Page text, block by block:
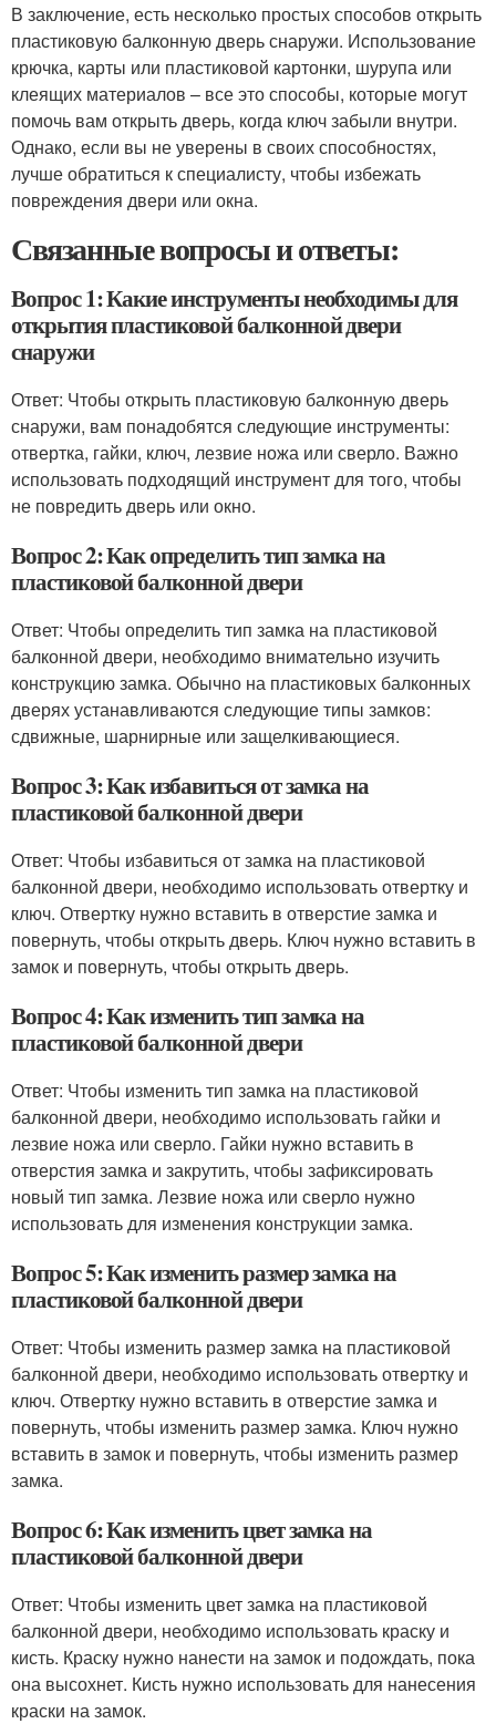
В заключение, есть несколько простых способов открыть
пластиковую балконную дверь снаружи. Использование
крючка, карты или пластиковой картонки, шурупа или
клеящих материалов – все это способы, которые могут
помочь вам открыть дверь, когда ключ забыли внутри.
Однако, если вы не уверены в своих способностях,
лучше обратиться к специалисту, чтобы избежать
повреждения двери или окна.
Связанные вопросы и ответы:
Вопрос 1: Какие инструменты необходимы для
открытия пластиковой балконной двери
снаружи
Ответ: Чтобы открыть пластиковую балконную дверь
снаружи, вам понадобятся следующие инструменты:
отвертка, гайки, ключ, лезвие ножа или сверло. Важно
использовать подходящий инструмент для того, чтобы
не повредить дверь или окно.
Вопрос 2: Как определить тип замка на
пластиковой балконной двери
Ответ: Чтобы определить тип замка на пластиковой
балконной двери, необходимо внимательно изучить
конструкцию замка. Обычно на пластиковых балконных
дверях устанавливаются следующие типы замков:
сдвижные, шарнирные или защелкивающиеся.
Вопрос 3: Как избавиться от замка на
пластиковой балконной двери
Ответ: Чтобы избавиться от замка на пластиковой
балконной двери, необходимо использовать отвертку и
ключ. Отвертку нужно вставить в отверстие замка и
повернуть, чтобы открыть дверь. Ключ нужно вставить в
замок и повернуть, чтобы открыть дверь.
Вопрос 4: Как изменить тип замка на
пластиковой балконной двери
Ответ: Чтобы изменить тип замка на пластиковой
балконной двери, необходимо использовать гайки и
лезвие ножа или сверло. Гайки нужно вставить в
отверстия замка и закрутить, чтобы зафиксировать
новый тип замка. Лезвие ножа или сверло нужно
использовать для изменения конструкции замка.
Вопрос 5: Как изменить размер замка на
пластиковой балконной двери
Ответ: Чтобы изменить размер замка на пластиковой
балконной двери, необходимо использовать отвертку и
ключ. Отвертку нужно вставить в отверстие замка и
повернуть, чтобы изменить размер замка. Ключ нужно
вставить в замок и повернуть, чтобы изменить размер
замка.
Вопрос 6: Как изменить цвет замка на
пластиковой балконной двери
Ответ: Чтобы изменить цвет замка на пластиковой
балконной двери, необходимо использовать краску и
кисть. Краску нужно нанести на замок и подождать, пока
она высохнет. Кисть нужно использовать для нанесения
краски на замок.